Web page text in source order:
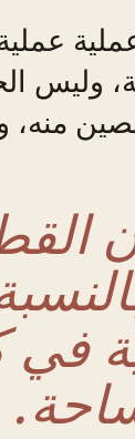
وليس
منه،
في